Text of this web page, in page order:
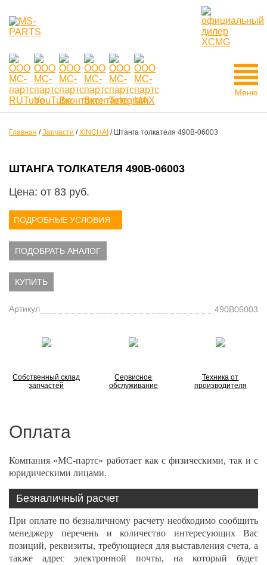
Меню
Главная /Запчасти /XINCHAI / Штанга толкателя 490B-06003
ШТАНГА ТОЛКАТЕЛЯ 490B-06003
Цена: от 83 руб.
ПОДРОБНЫЕ УСЛОВИЯ
ПОДОБРАТЬ АНАЛОГ
КУПИТЬ
Артикул 490B06003
Собственный склад
запчастей
Сервисное
обслуживание
Техника от
производителя
Оплата
Компания «МС-партс» работает как с физическими, так и с
юридическими лицами.
Безналичный расчет
При оплате по безналичному расчету необходимо сообщить
менеджеру перечень и количество интересующих Вас
позиций, реквизиты, требующиеся для выставления счета, а
также адрес электронной почты, на который будет